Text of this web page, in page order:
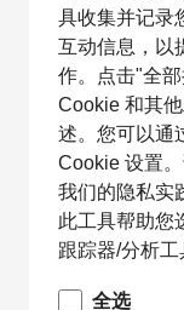
具收集并记录
互动信息，以
作。点击"全
Cookie 和其
述。您可以通
Cookie 设置
我们的隐私实
此工具帮助您
跟踪器/分析工
全选